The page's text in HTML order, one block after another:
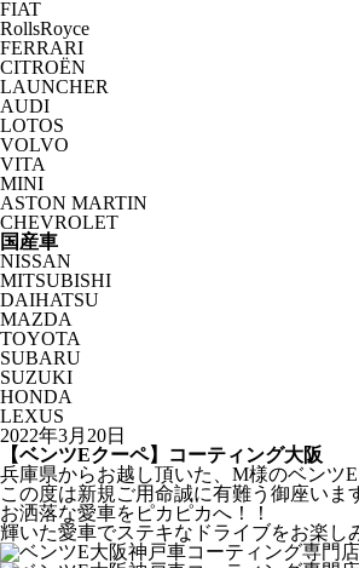
FIAT
RollsRoyce
FERRARI
CITROËN
LAUNCHER
AUDI
LOTOS
VOLVO
VITA
MINI
ASTON MARTIN
CHEVROLET
国産車
NISSAN
MITSUBISHI
DAIHATSU
MAZDA
TOYOTA
SUBARU
SUZUKI
HONDA
LEXUS
2022年3月20日
【ベンツEクーペ】コーティング大阪
兵庫県からお越し頂いた、M様のベンツ
この度は新規ご用命誠に有難う御座いま
お洒落な愛車をピカピカへ！！
輝いた愛車でステキなドライブをお楽し